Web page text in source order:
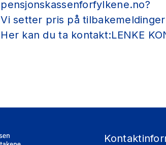
pensjonskassenforfylkene.no?
Vi setter pris på
Her kan du ta kontakt:LENKE